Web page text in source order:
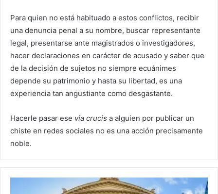
Para quien no está habituado a estos conflictos, recibir
una denuncia penal a su nombre, buscar representante
legal, presentarse ante magistrados o investigadores,
hacer declaraciones en carácter de acusado y saber que
de la decisión de sujetos no siempre ecuánimes
depende su patrimonio y hasta su libertad, es una
experiencia tan angustiante como desgastante.
Hacerle pasar ese via crucis a alguien por publicar un
chiste en redes sociales no es una acción precisamente
noble.